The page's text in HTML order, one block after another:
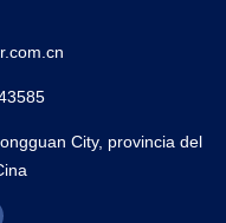
City, provincia del